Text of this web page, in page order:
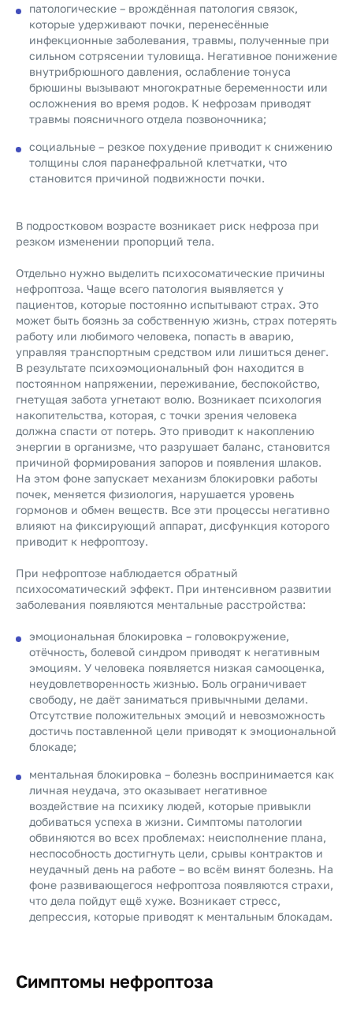
патологические – врождённая патология связок,
которые удерживают почки, перенесённые
инфекционные заболевания, травмы, полученные при
сильном сотрясении туловища. Негативное понижение
внутрибрюшного давления, ослабление тонуса
брюшины вызывают многократные беременности или
осложнения во время родов. К нефрозам приводят
травмы поясничного отдела позвоночника;
социальные – резкое похудение приводит к снижению
толщины слоя паранефральной клетчатки, что
становится причиной подвижности почки.
В подростковом возрасте возникает риск нефроза при
резком изменении пропорций тела.
Отдельно нужно выделить психосоматические причины
нефроптоза. Чаще всего патология выявляется у
пациентов, которые постоянно испытывают страх. Это
может быть боязнь за собственную жизнь, страх потерять
работу или любимого человека, попасть в аварию,
управляя транспортным средством или лишиться денег.
В результате психоэмоциональный фон находится в
постоянном напряжении, переживание, беспокойство,
гнетущая забота угнетают волю. Возникает психология
накопительства, которая, с точки зрения человека
должна спасти от потерь. Это приводит к накоплению
энергии в организме, что разрушает баланс, становится
причиной формирования запоров и появления шлаков.
На этом фоне запускает механизм блокировки работы
почек, меняется физиология, нарушается уровень
гормонов и обмен веществ. Все эти процессы негативно
влияют на фиксирующий аппарат, дисфункция которого
приводит к нефроптозу.
При нефроптозе наблюдается обратный
психосоматический эффект. При интенсивном развитии
заболевания появляются ментальные расстройства:
эмоциональная блокировка – головокружение,
отёчность, болевой синдром приводят к негативным
эмоциям. У человека появляется низкая самооценка,
неудовлетворенность жизнью. Боль ограничивает
свободу, не даёт заниматься привычными делами.
Отсутствие положительных эмоций и невозможность
достичь поставленной цели приводят к эмоциональной
блокаде;
ментальная блокировка – болезнь воспринимается как
личная неудача, это оказывает негативное
воздействие на психику людей, которые привыкли
добиваться успеха в жизни. Симптомы патологии
обвиняются во всех проблемах: неисполнение плана,
неспособность достигнуть цели, срывы контрактов и
неудачный день на работе – во всём винят болезнь. На
фоне развивающегося нефроптоза появляются страхи,
что дела пойдут ещё хуже. Возникает стресс,
депрессия, которые приводят к ментальным блокадам.
Симптомы нефроптоза